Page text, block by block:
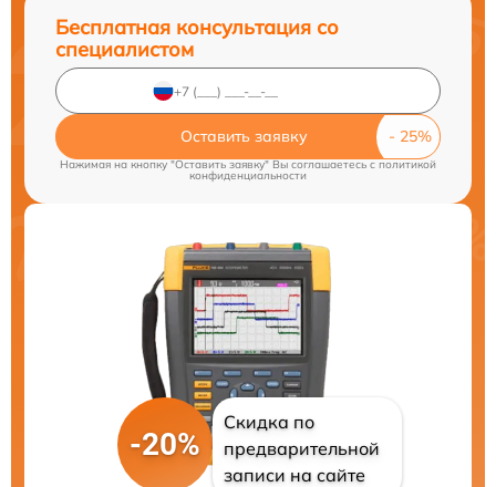
Бесплатная консультация со
специалистом
Оставить заявку
Нажимая на кнопку "Оставить заявку" Вы соглашаетесь cполитикой
конфиденциальности
-20%
Скидка по
предварительной
записи на сайте